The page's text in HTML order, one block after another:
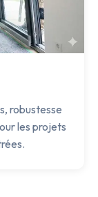
robustesse
les projets